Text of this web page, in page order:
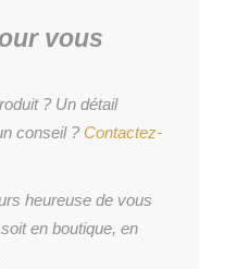
vous
? Un détail
conseil ?Contactez-
heureuse de vous
en boutique, en